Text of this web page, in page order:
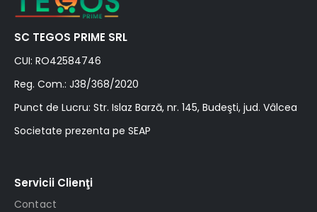
SC TEGOS PRIME SRL
CUI: RO42584746
Reg. Com.: J38/368/2020
Punct de Lucru: Str. Islaz Barză, nr. 145, Budeşti, jud. Vâlcea
Societate prezenta pe SEAP
Servicii Clienţi
Contact